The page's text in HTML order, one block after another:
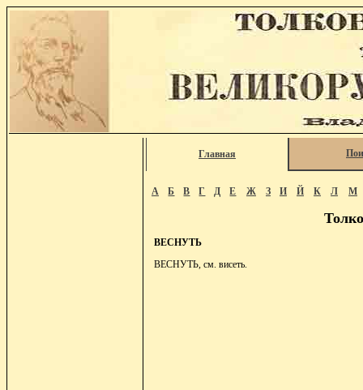
Главная
А Б В Г Д Е Ж З И Й К Л М
ВЕСНУТЬ
ВЕСНУТЬ, см. висеть.